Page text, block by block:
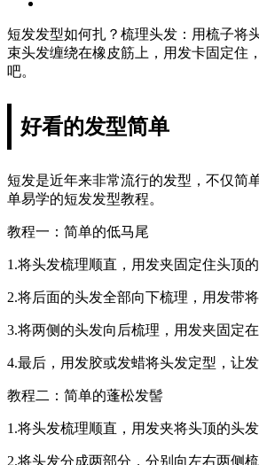
短发发型如何扎？梳理头发：用梳子将
束头发缠绕在橡皮筋上，用发卡固定住
吧。
好看的发型简单
短发是近年来非常流行的发型，不仅简
单易学的短发发型教程。
教程一：简单的低马尾
1.将头发梳理顺直，用发夹固定住头顶
2.将后面的头发全部向下梳理，用发带
3.将两侧的头发向后梳理，用发夹固定
4.最后，用发胶或发蜡将头发定型，让发
教程二：简单的蓬松发髻
1.将头发梳理顺直，用发夹将头顶的头发
2.将头发分成两部分，分别向左右两侧梳